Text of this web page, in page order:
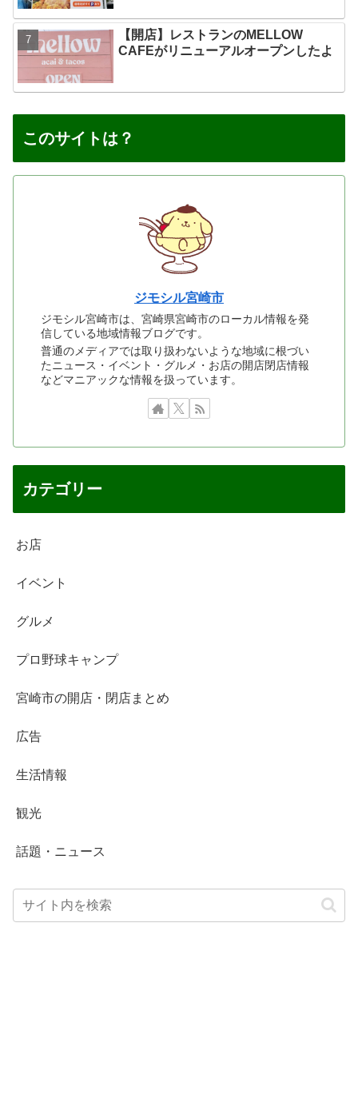
【開店】レストランのMELLOW
CAFEがリニューアルオープンしたよ
このサイトは？
ジモシル宮崎市
ジモシル宮崎市は、宮崎県宮崎市のローカル情報を発
信している地域情報ブログです。
普通のメディアでは取り扱わないような地域に根づい
たニュース・イベント・グルメ・お店の開店閉店情報
などマニアックな情報を扱っています。
カテゴリー
お店
イベント
グルメ
プロ野球キャンプ
宮崎市の開店・閉店まとめ
広告
生活情報
観光
話題・ニュース